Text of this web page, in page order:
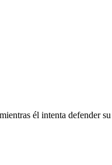
él intenta defender